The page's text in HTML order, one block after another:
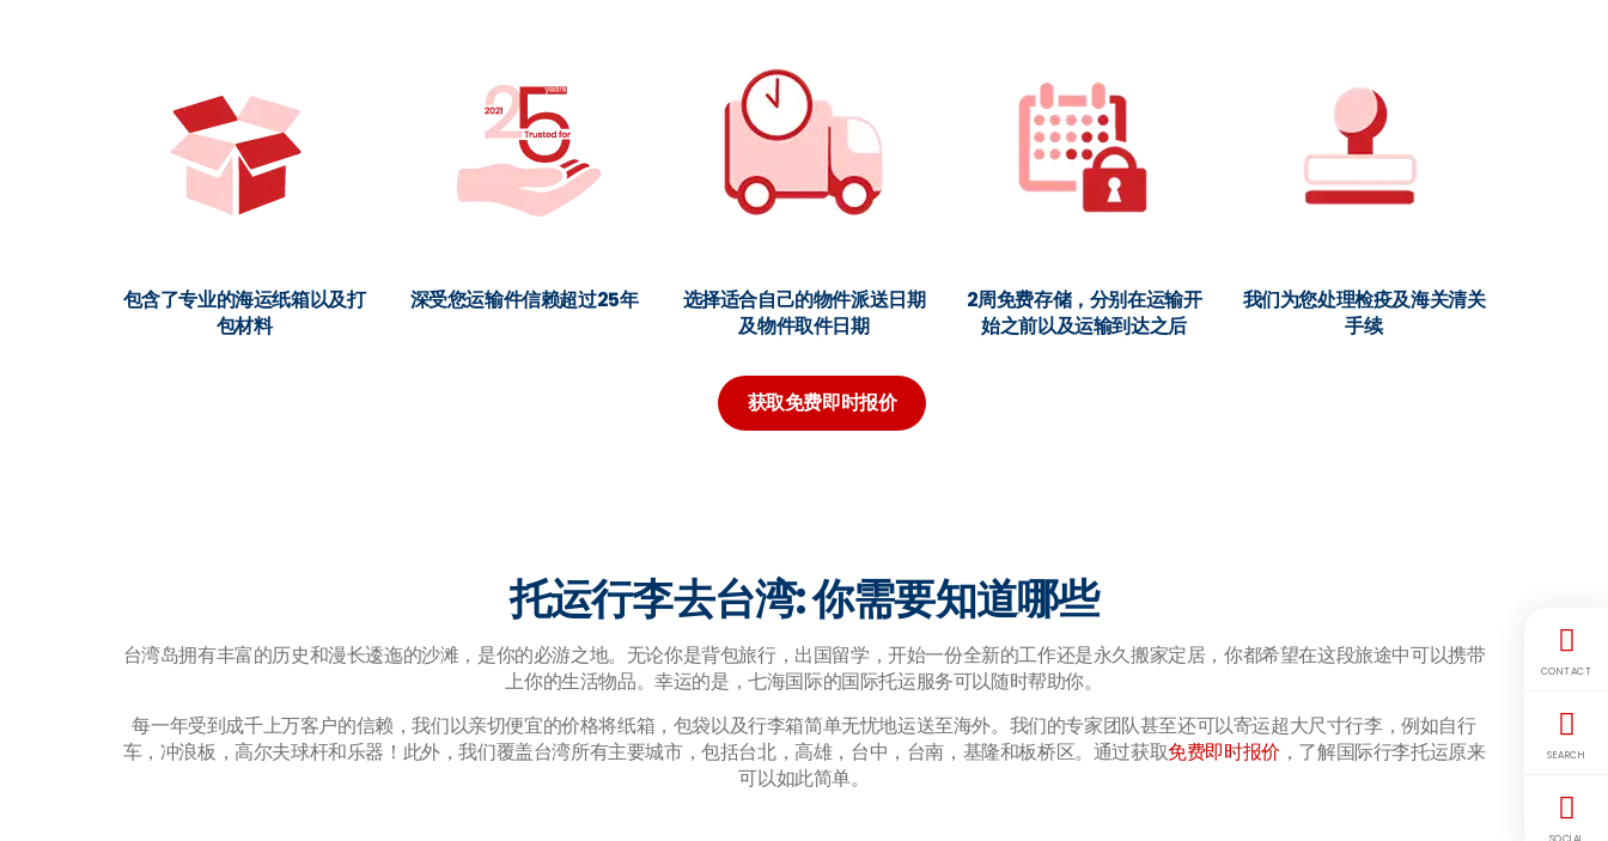
包含了专业的海运纸箱以及打
包材料
深受您运输件信赖超过25年
选择适合自己的物件派送日期
及物件取件日期
2周免费存储，分别在运输开
始之前以及运输到达之后
我们为您处理检疫及海关清关
手续
获取免费即时报价
托运行李去台湾: 你需要知道哪些
台湾岛拥有丰富的历史和漫长逶迤的沙滩，是你的必游之地。无论你是背包旅行，出国留学，开始一份全新的工作还是永久搬家定居，你都希望在这段旅途中可以携带
上你的生活物品。幸运的是，七海国际的国际托运服务可以随时帮助你。
每一年受到成千上万客户的信赖，我们以亲切便宜的价格将纸箱，包袋以及行李箱简单无忧地运送至海外。我们的专家团队甚至还可以寄运超大尺寸行李，例如自行
车，冲浪板，高尔夫球杆和乐器！此外，我们覆盖台湾所有主要城市，包括台北，高雄，台中，台南，基隆和板桥区。通过获取免费即时报价 ，了解国际行李托运原来
可以如此简单。
CONTACT
SEARCH